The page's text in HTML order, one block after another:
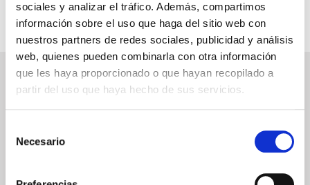
sociales y analizar el tráfico. Además, compartimos
información sobre el uso que haga del sitio web con
nuestros partners de redes sociales, publicidad y análisis
web, quienes pueden combinarla con otra información
que les haya proporcionado o que hayan recopilado a
partir del uso que haya hecho de sus servicios.
Necesario
NEWSLETTER
ENVIAR